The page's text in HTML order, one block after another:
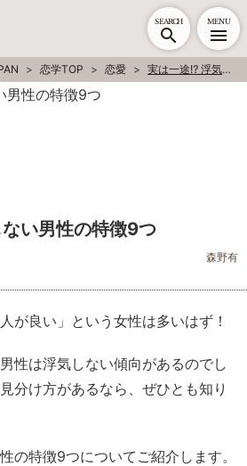
SEARCH MENU
恋学TOP 恋愛 実は一途⁉ 浮気しない男性の特徴9つ
い男性の特徴9つ
森野有
が良い」という女性は多いはず！
性は浮気しない傾向があるのでし
分け方があるなら、ぜひとも知り
の特徴9つについてご紹介します。